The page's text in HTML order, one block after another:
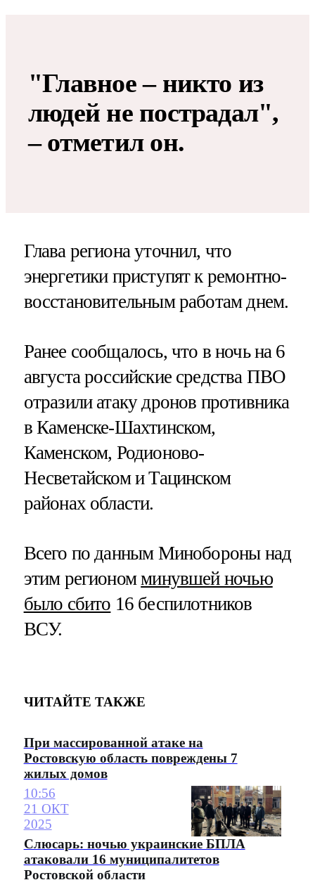
"Главное – никто из
людей не пострадал",
– отметил он.
Глава региона уточнил, что
энергетики приступят к ремонтно-
восстановительным работам днем.
Ранее сообщалось, что в ночь на 6
августа российские средства ПВО
отразили атаку дронов противника
в Каменске-Шахтинском,
Каменском, Родионово-
Несветайском и Тацинском
районах области.
Всего по данным Минобороны над
этим региономминувшей ночью
было сбито 16 беспилотников
ВСУ.
ЧИТАЙТЕ ТАКЖЕ
При массированной атаке на
Ростовскую область повреждены 7
жилых домов
10:56
21 ОКТ
2025
Слюсарь: ночью украинские БПЛА
атаковали 16 муниципалитетов
Ростовской области